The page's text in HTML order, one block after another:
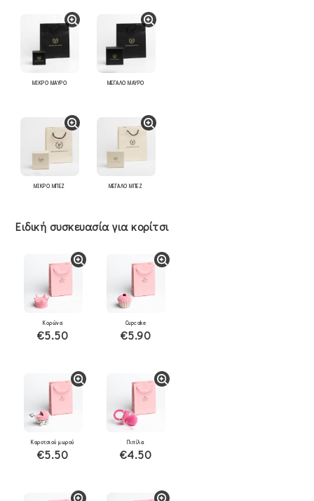
ΜΙΚΡΟ ΜΑΥΡΟ ΜΕΓΑΛΟ ΜΑΥΡΟ
ΜΙΚΡΟ ΜΠΕΖ ΜΕΓΑΛΟ ΜΠΕΖ
Ειδική συσκευασία για κορίτσι
Κορώνα
€5.50
Cupcake
€5.90
Καροτσιού μωρού
€5.50
Πιπίλα
€4.50